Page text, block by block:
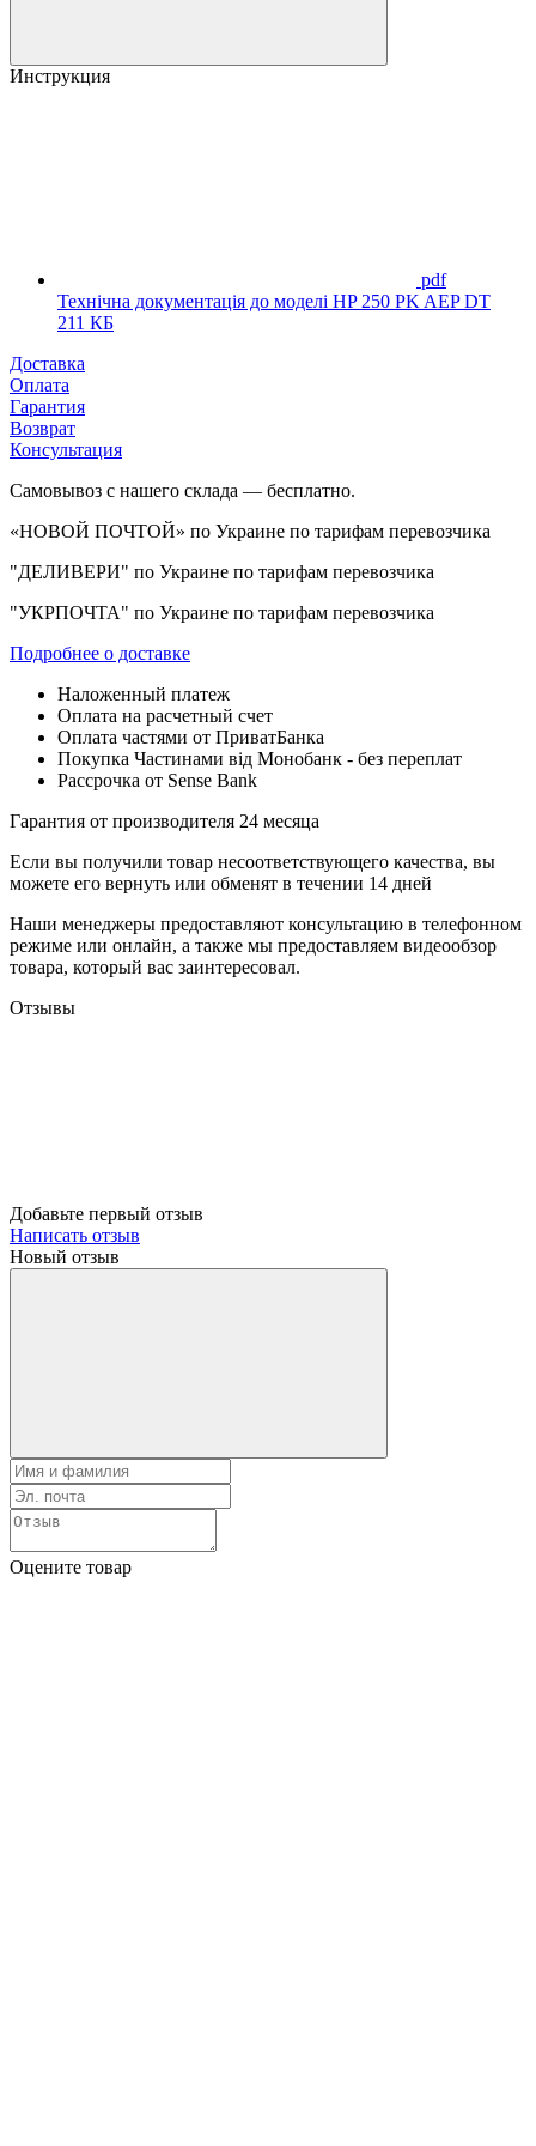
Инструкция
pdf
Технічна документація до моделі HP 250 PK AEP DT
211 КБ
Доставка
Оплата
Гарантия
Возврат
Консультация
Самовывоз с нашего склада — бесплатно.
«НОВОЙ ПОЧТОЙ» по Украине по тарифам перевозчика
"ДЕЛИВЕРИ" по Украине по тарифам перевозчика
"УКРПОЧТА" по Украине по тарифам перевозчика
Подробнее о доставке
Наложенный платеж
Оплата на расчетный счет
Оплата частями от ПриватБанка
Покупка Частинами від Монобанк - без переплат
Рассрочка от Sense Bank
Гарантия от производителя 24 месяца
Если вы получили товар несоответствующего качества, вы
можете его вернуть или обменят в течении 14 дней
Наши менеджеры предоставляют консультацию в телефонном
режиме или онлайн, а также мы предоставляем видеообзор
товара, который вас заинтересовал.
Отзывы
Добавьте первый отзыв
Написать отзыв
Новый отзыв
Оцените товар